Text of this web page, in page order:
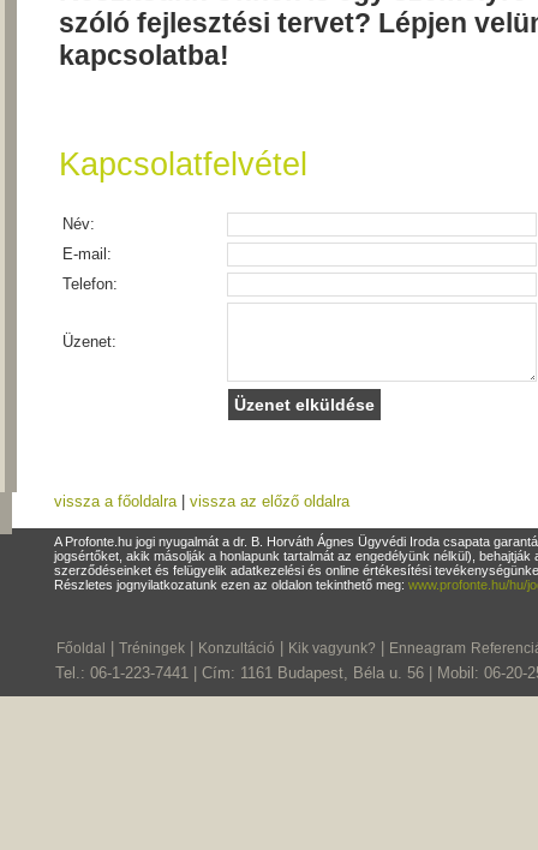
szóló fejlesztési tervet? Lépjen
kapcsolatba!
Kapcsolatfelvétel
Név:
E-mail:
Telefon:
Üzenet:
vissza a főoldalra| vissza az előző oldalra
A Profonte.hu jogi nyugalmát a dr. B. Horváth Ágnes Ügyvédi Iroda csapata
jogsértőket, akik másolják a honlapunk tartalmát az engedélyünk nélkül),
szerződéseinket és felügyelik adatkezelési és online értékesítési
Részletes jognyilatkozatunk ezen az oldalon tekinthető meg: www.profonte.hu/hu/
Főoldal Tréningek Konzultáció Kik vagyunk? Enneagram
Tel.: 06-1-223-7441 | Cím: 1161 Budapest, Béla u. 56 | Mobil: 06-20-